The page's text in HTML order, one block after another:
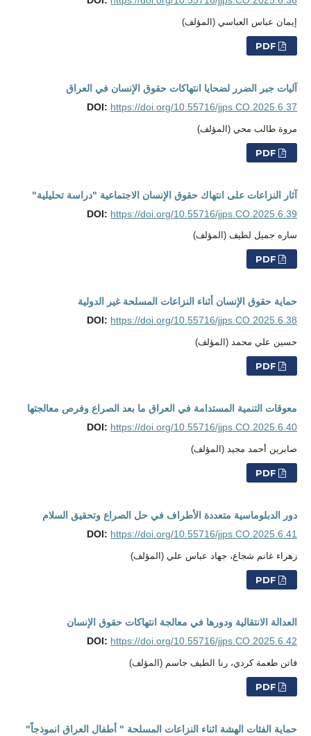
إيمان عباس العباسي (المؤلف)
PDF
آليات جبر الضرر لضحايا انتهاكات حقوق الإنسان في العراق
DOI: https://doi.org/10.55716/jjps.CO.2025.6.37
مروة طالب محي (المؤلف)
PDF
آثار النزاعات على انتهاك حقوق الإنسان الاجتماعية "دراسة تحليلية"
DOI: https://doi.org/10.55716/jjps.CO.2025.6.39
ساره جميل لطيف (المؤلف)
PDF
حماية حقوق الإنسان أثناء النزاعات المسلحة غير الدولية
DOI: https://doi.org/10.55716/jjps.CO.2025.6.38
حسين علي محمد (المؤلف)
PDF
معوقات التنمية المستدامة في العراق ما بعد الصراع وفرص معالجتها
DOI: https://doi.org/10.55716/jjps.CO.2025.6.40
صابرين أحمد مجيد (المؤلف)
PDF
دور الدبلوماسية متعددة الأطراف في حل الصراع وتحقيق السلام
DOI: https://doi.org/10.55716/jjps.CO.2025.6.41
زهراء غانم شجاع، جهاد عباس علي (المؤلف)
PDF
العدالة الانتقالية ودورها في معالجة انتهاكات حقوق الإنسان
DOI: https://doi.org/10.55716/jjps.CO.2025.6.42
فاتن طعمة كردي، رنا الطيف جاسم (المؤلف)
PDF
حماية الفئات الهشة اثناء النزاعات المسلحة " أطفال العراق انموذجاً"